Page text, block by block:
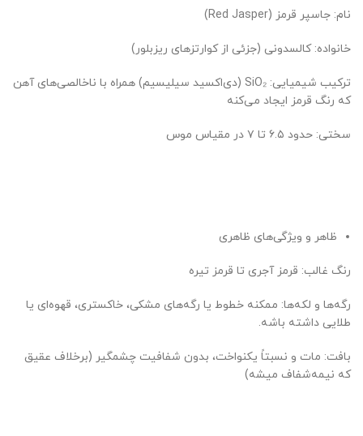
نام: جاسپر قرمز (Red Jasper)
خانواده: کالسدونی (جزئی از کوارتزهای ریزبلور)
ترکیب شیمیایی: SiO₂ (دی‌اکسید سیلیسیم) همراه با ناخالصی‌های آهن
که رنگ قرمز ایجاد می‌کنه
سختی: حدود ۶.۵ تا ۷ در مقیاس موس
ظاهر و ویژگی‌های ظاهری
رنگ غالب: قرمز آجری تا قرمز تیره
رگه‌ها و لکه‌ها: ممکنه خطوط یا رگه‌های مشکی، خاکستری، قهوه‌ای یا
طلایی داشته باشه.
بافت: مات و نسبتاً یکنواخت، بدون شفافیت چشمگیر (برخلاف عقیق
که نیمه‌شفاف میشه)